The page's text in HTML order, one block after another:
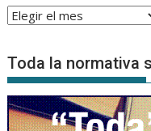
Archivo
Noticias
Toda la normativa